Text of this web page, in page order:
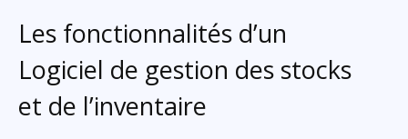
Les fonctionnalités d’un
Logiciel de gestion des stocks
et de l’inventaire